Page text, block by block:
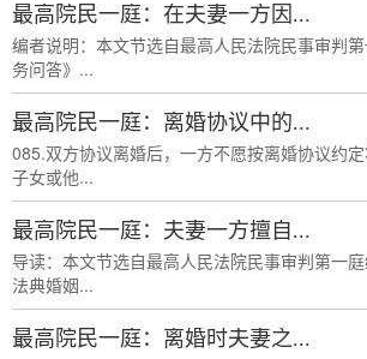
最高院民一庭：在夫妻一方因...
编者说明：本文节选自最高人民法院民事审判
务问答》...
最高院民一庭：离婚协议中的...
085.双方协议离婚后，一方不愿按离婚协议约
子女或他...
最高院民一庭：夫妻一方擅自...
导读：本文节选自最高人民法院民事审判第一
法典婚姻...
最高院民一庭：离婚时夫妻之...